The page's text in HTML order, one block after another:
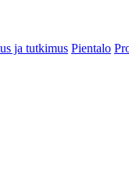
ja tutkimus Pientalo